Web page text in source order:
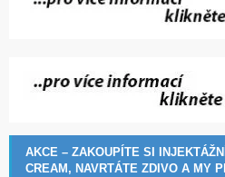
AKCE – ZAKOUPÍTE SI
CREAM, NAVRTÁTE ZDIVO A MY